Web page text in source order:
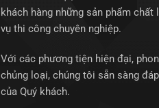
khách hàng những sản phẩm
vụ thi công chuyên nghiệp.
Với các phương tiện hiện đại,
chủng loại, chúng tôi sẵn sàng
của Quý khách.